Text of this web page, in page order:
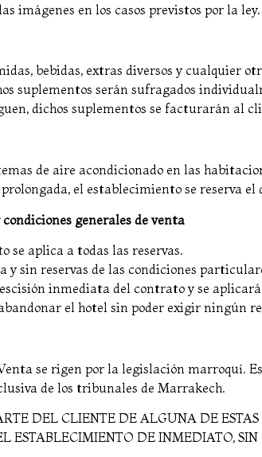
imágenes en los casos previstos por la ley.
bebidas, extras diversos y cualquier
suplementos serán sufragados
dichos suplementos se facturarán al
de aire acondicionado en las
el establecimiento se reserva el
generales de venta
aplica a todas las reservas.
y sin reservas de las condiciones
inmediata del contrato y se
el hotel sin poder exigir ningún
se rigen por la legislación marroquí.
de los tribunales de Marrakech.
DEL CLIENTE DE ALGUNA DE
ESTABLECIMIENTO DE INMEDIATO,